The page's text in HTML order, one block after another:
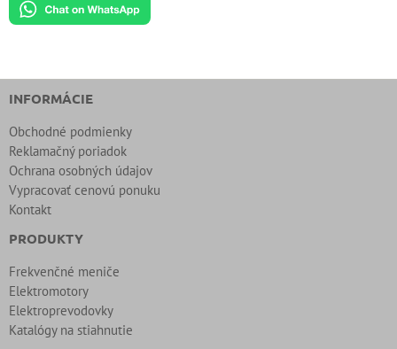
INFORMÁCIE
Obchodné podmienky
Reklamačný poriadok
Ochrana osobných údajov
Vypracovať cenovú ponuku
Kontakt
PRODUKTY
Frekvenčné meniče
Elektromotory
Elektroprevodovky
Katalógy na stiahnutie